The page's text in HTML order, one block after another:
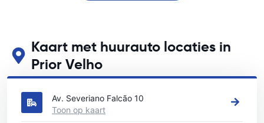
Kaart met huurauto locaties in
Prior Velho
Zie onze belangrijkste autoverhuur locaties in Prior Velho
Av. Severiano Falcão 10
Toon op kaart